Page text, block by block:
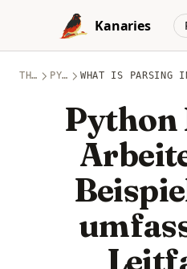
Skip to content
Kanaries
THEMEN PYTHON WHAT IS PARSING
Python